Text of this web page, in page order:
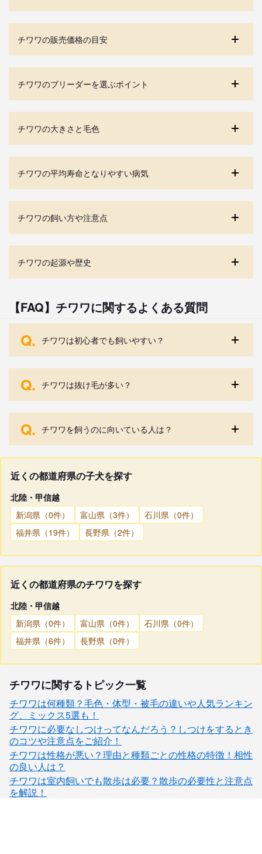
チワワの販売価格の目安
チワワのブリーダーを選ぶポイント
チワワの大きさと毛色
チワワの平均寿命となりやすい病気
チワワの飼い方や注意点
チワワの起源や歴史
【FAQ】チワワに関するよくある質問
Q. チワワは初心者でも飼いやすい？
Q. チワワは抜け毛が多い？
Q. チワワを飼うのに向いている人は？
近くの都道府県の子犬を探す
北陸・甲信越
新潟県（0件）
富山県（3件）
石川県（0件）
福井県（19件）
長野県（2件）
近くの都道府県のチワワを探す
北陸・甲信越
新潟県（0件）
富山県（0件）
石川県（0件）
福井県（6件）
長野県（0件）
チワワに関するトピック一覧
チワワは何種類？毛色・体型・被毛の違いや人気ランキン
グ、ミックス5選も！
チワワに必要なしつけってなんだろう？しつけをするとき
のコツや注意点をご紹介！
チワワは性格が悪い？理由と種類ごとの性格の特徴！相性
の良い人は？
チワワは室内飼いでも散歩は必要？散歩の必要性と注意点
を解説！